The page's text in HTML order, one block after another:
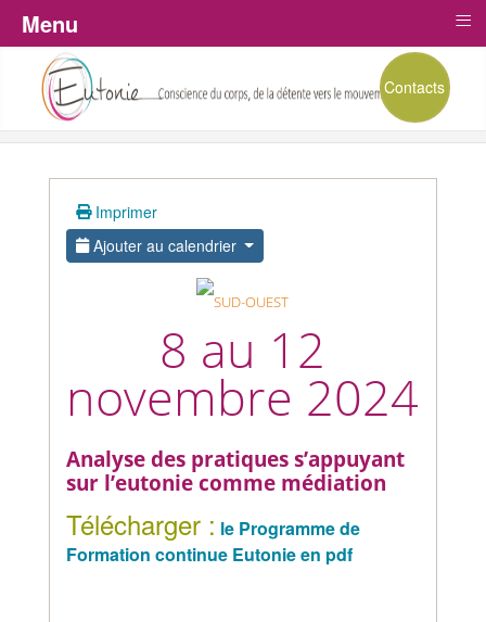
Contacts
Imprimer
Ajouter au calendrier
8 au 12
novembre 2024
Analyse des pratiques s’appuyant
sur l’eutonie comme médiation
Télécharger : le Programme de
Formation continue Eutonie en pdf
Menu ≡